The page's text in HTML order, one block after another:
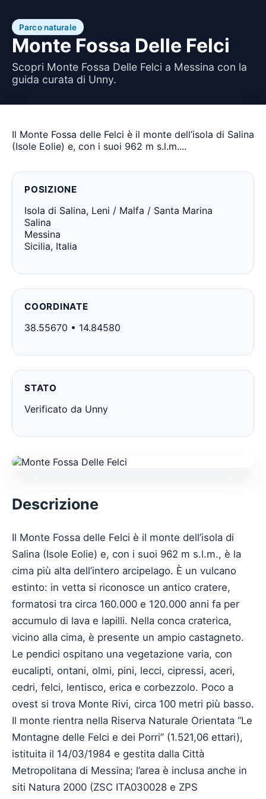
Parco naturale
Monte Fossa Delle Felci
Scopri Monte Fossa Delle Felci a Messina con la
guida curata di Unny.
Il Monte Fossa delle Felci è il monte dell’isola di Salina
(Isole Eolie) e, con i suoi 962 m s.l.m....
POSIZIONE
Isola di Salina, Leni / Malfa / Santa Marina
Salina
Messina
Sicilia, Italia
COORDINATE
38.55670 • 14.84580
STATO
Verificato da Unny
Descrizione
Il Monte Fossa delle Felci è il monte dell’isola di
Salina (Isole Eolie) e, con i suoi 962 m s.l.m., è la
cima più alta dell’intero arcipelago. È un vulcano
estinto: in vetta si riconosce un antico cratere,
formatosi tra circa 160.000 e 120.000 anni fa per
accumulo di lava e lapilli. Nella conca craterica,
vicino alla cima, è presente un ampio castagneto.
Le pendici ospitano una vegetazione varia, con
eucalipti, ontani, olmi, pini, lecci, cipressi, aceri,
cedri, felci, lentisco, erica e corbezzolo. Poco a
ovest si trova Monte Rivi, circa 100 metri più basso.
Il monte rientra nella Riserva Naturale Orientata “Le
Montagne delle Felci e dei Porri” (1.521,06 ettari),
istituita il 14/03/1984 e gestita dalla Città
Metropolitana di Messina; l’area è inclusa anche in
siti Natura 2000 (ZSC ITA030028 e ZPS